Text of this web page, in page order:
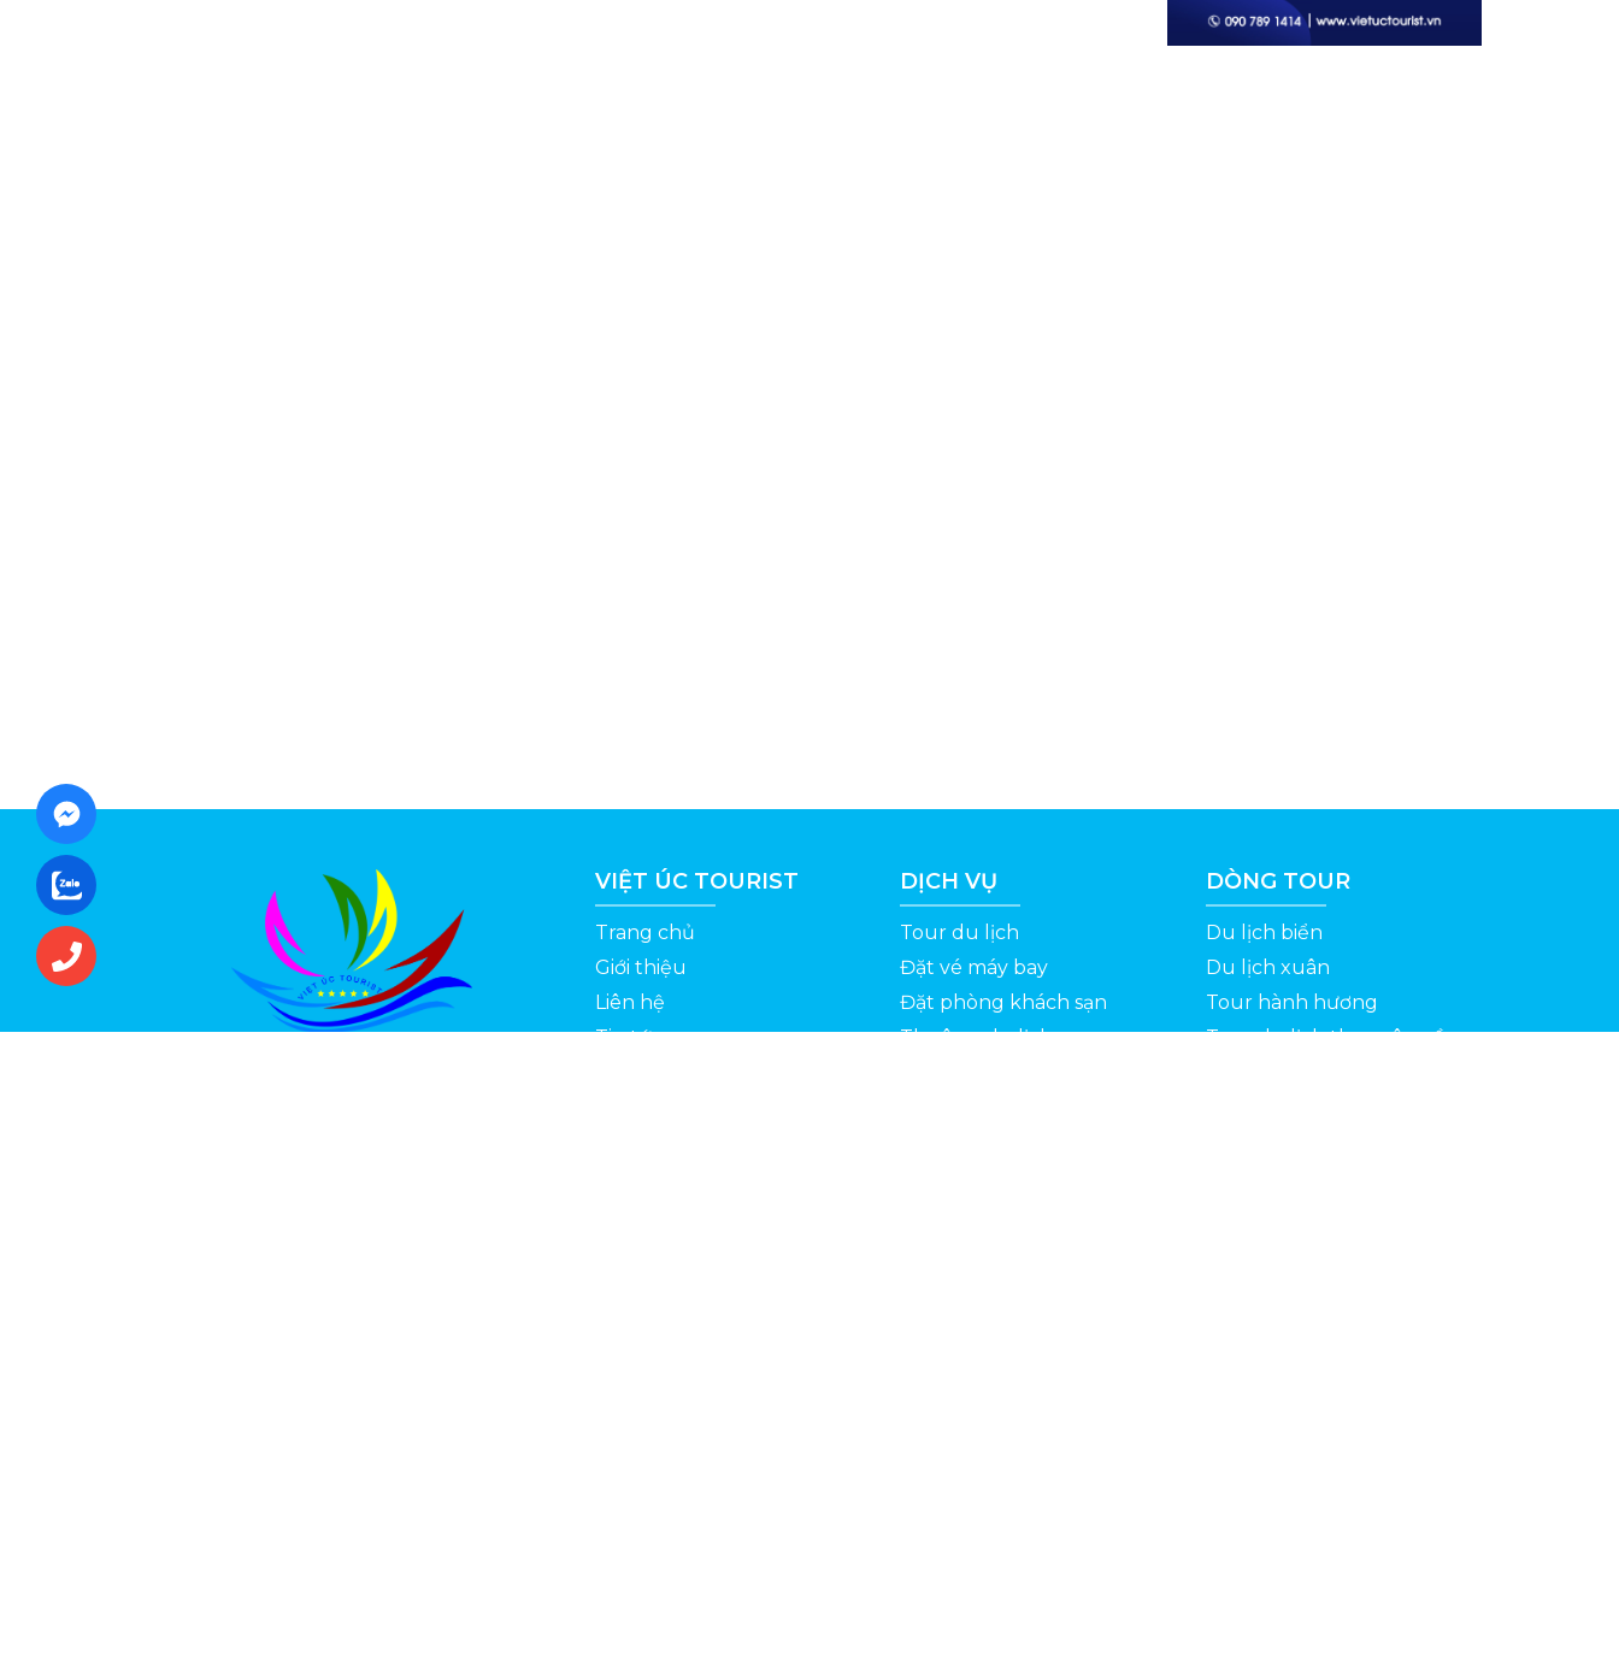
VIỆT ÚC TOURIST
Trang chủ
Giới thiệu
Liên hệ
Tin tức
DỊCH VỤ
Tour du lịch
Đặt vé máy bay
Đặt phòng khách sạn
Thuê xe du lịch
DÒNG TOUR
Du lịch biển
Du lịch xuân
Tour hành hương
Tour du lịch theo yêu cầu